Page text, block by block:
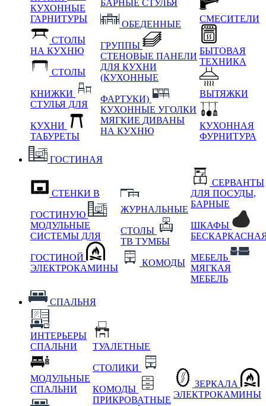
КУХОННЫЕ
ГАРНИТУРЫ
СТОЛЫ
НА КУХНЮ
СТОЛЫ
КНИЖКИ
СТУЛЬЯ ДЛЯ
КУХНИ
ТАБУРЕТЫ
БАРНЫЕ СТУЛЬЯ
ОБЕДЕННЫЕ
ГРУППЫ
СТЕНОВЫЕ ПАНЕЛИ
ДЛЯ КУХНИ
(КУХОННЫЕ
ФАРТУКИ)
КУХОННЫЕ УГОЛКИ
МЯГКИЕ ДИВАНЫ
НА КУХНЮ
СМЕСИТЕЛИ
БЫТОВАЯ
ТЕХНИКА
ВЫТЯЖКИ
КУХОННАЯ
ФУРНИТУРА
ГОСТИНАЯ
СТЕНКИ В
ГОСТИНУЮ
МОДУЛЬНЫЕ
СИСТЕМЫ ДЛЯ
ГОСТИНОЙ
ЭЛЕКТРОКАМИНЫ
ЖУРНАЛЬНЫЕ
СТОЛЫ
ТВ ТУМБЫ
КОМОДЫ
СЕРВАНТЫ
ДЛЯ ПОСУДЫ,
БАРНЫЕ
ШКАФЫ
МЕБЕЛЬ
МЯГКАЯ
МЕБЕЛЬ
СПАЛЬНЯ
ИНТЕРЬЕРЫ
СПАЛЬНИ
МОДУЛЬНЫЕ
СПАЛЬНИ
ТУАЛЕТНЫЕ
СТОЛИКИ
КОМОДЫ
ПРИКРОВАТНЫЕ
ЗЕРКАЛА
ЭЛЕКТРОКАМИНЫ